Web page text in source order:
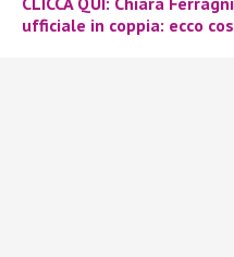
ufficiale in coppia: ecco